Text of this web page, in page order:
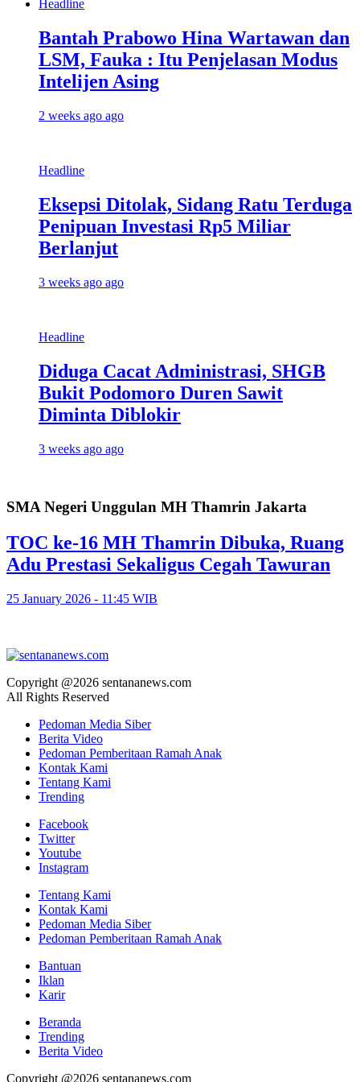
Headline
Bantah Prabowo Hina Wartawan dan
LSM, Fauka : Itu Penjelasan Modus
Intelijen Asing
2 weeks ago ago
Headline
Eksepsi Ditolak, Sidang Ratu Terduga
Penipuan Investasi Rp5 Miliar
Berlanjut
3 weeks ago ago
Headline
Diduga Cacat Administrasi, SHGB
Bukit Podomoro Duren Sawit
Diminta Diblokir
3 weeks ago ago
SMA Negeri Unggulan MH Thamrin Jakarta
TOC ke-16 MH Thamrin Dibuka, Ruang
Adu Prestasi Sekaligus Cegah Tawuran
25 January 2026 - 11:45 WIB
Copyright @2026 sentananews.com
All Rights Reserved
Pedoman Media Siber
Berita Video
Pedoman Pemberitaan Ramah Anak
Kontak Kami
Tentang Kami
Trending
Facebook
Twitter
Youtube
Instagram
Tentang Kami
Kontak Kami
Pedoman Media Siber
Pedoman Pemberitaan Ramah Anak
Bantuan
Iklan
Karir
Beranda
Trending
Berita Video
Copyright @2026 sentananews.com